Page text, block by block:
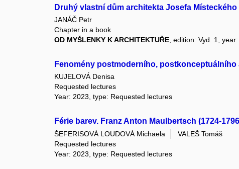
Druhý vlastní dům architekta Josefa
JANÁČ Petr
Chapter in a book
OD MYŠLENKY K ARCHITEKTUŘE , edition: Vyd. 1,
Fenomény postmoderního,
KUJELOVÁ Denisa
Requested lectures
Year: 2023, type: Requested lectures
Férie barev. Franz Anton Maulbertsch (1724-
ŠEFERISOVÁ LOUDOVÁ Michaela
VALEŠ Tomáš
Requested lectures
Year: 2023, type: Requested lectures